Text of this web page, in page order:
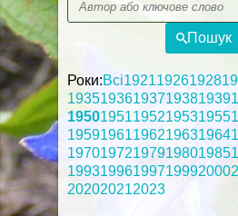
Пошук
Роки:Всі192119261928
19351936193719381939
19501951195219531955
19591961196219631964
19701972197919801985
19931996199719992000
202020212023